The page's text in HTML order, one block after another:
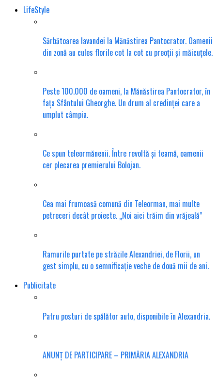
LifeStyle
Sărbătoarea lavandei la Mănăstirea Pantocrator. Oamenii
din zonă au cules florile cot la cot cu preoții și măicuțele.
Peste 100.000 de oameni, la Mănăstirea Pantocrator, în
fața Sfântului Gheorghe. Un drum al credinței care a
umplut câmpia.
Ce spun teleormănenii. Între revoltă și teamă, oamenii
cer plecarea premierului Bolojan.
Cea mai frumoasă comună din Teleorman, mai multe
petreceri decât proiecte. „Noi aici trăim din vrăjeală”
Ramurile purtate pe străzile Alexandriei, de Florii, un
gest simplu, cu o semnificație veche de două mii de ani.
Publicitate
Patru posturi de spălător auto, disponibile în Alexandria.
ANUNȚ DE PARTICIPARE – PRIMĂRIA ALEXANDRIA